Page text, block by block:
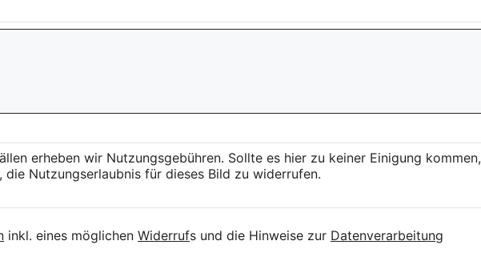
erheben wir Nutzungsgebühren. Sollte es hier zu keiner Einigung
die Nutzungserlaubnis für dieses Bild zu widerrufen.
inkl. eines möglichen Widerrufs und die Hinweise zur Datenverarbeitung